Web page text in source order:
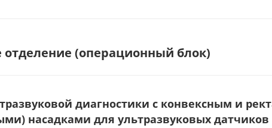
(операционный блок)
диагностики с конвексным и
насадками для ультразвуковых датчиков